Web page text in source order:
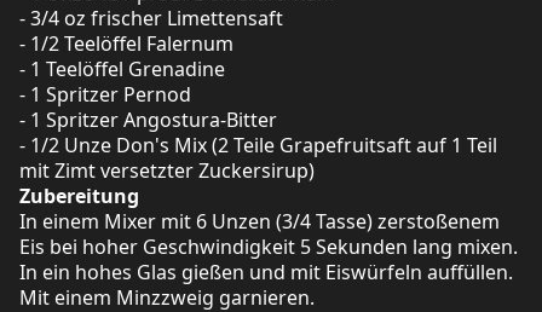
- 3/4 oz frischer Limettensaft
- 1/2 Teelöffel Falernum
- 1 Teelöffel Grenadine
- 1 Spritzer Pernod
- 1 Spritzer Angostura-Bitter
- 1/2 Unze Don's Mix (2 Teile Grapefruitsaft auf 1 Teil
mit Zimt versetzter Zuckersirup)
Zubereitung
In einem Mixer mit 6 Unzen (3/4 Tasse) zerstoßenem
Eis bei hoher Geschwindigkeit 5 Sekunden lang mixen.
In ein hohes Glas gießen und mit Eiswürfeln auffüllen.
Mit einem Minzzweig garnieren.